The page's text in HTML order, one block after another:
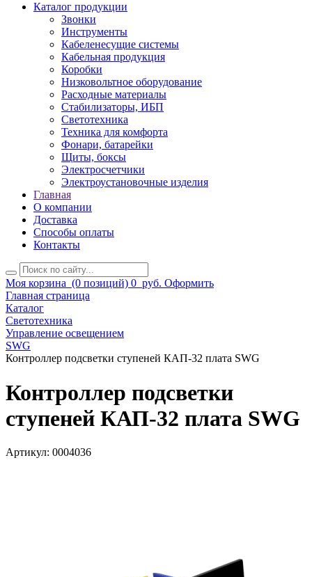
Каталог продукции
Звонки
Инструменты
Кабеленесущие системы
Кабельная продукция
Коробки
Низковольтное оборудование
Расходные материалы
Стабилизаторы, ИБП
Светотехника
Техника для комфорта
Фонари, батарейки
Щиты, боксы
Электросчетчики
Электроустановочные изделия
Главная
О компании
Доставка
Способы оплаты
Контакты
Моя корзина (0 позиций) 0 руб. Оформить
Главная страница
Каталог
Светотехника
Управление освещением
SWG
Контроллер подсветки ступеней КАП-32 плата SWG
Контроллер подсветки
ступеней КАП-32 плата SWG
Артикул: 0004036